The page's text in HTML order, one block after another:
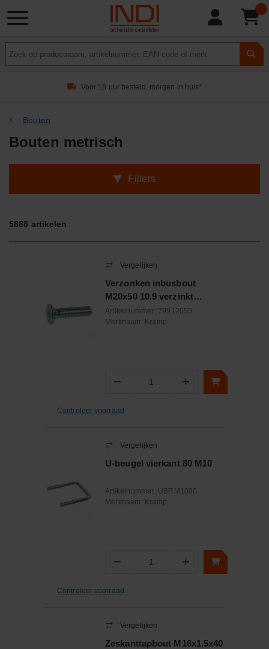
Voor 18 uur besteld, morgen in huis*
Bouten
Bouten metrisch
Filters
5888 artikelen
Vergelijken
Verzonken inbusbout
M20x50 10.9 verzinkt
DIN7991
Artikelnummer: 79912050
Merknaam: Kramp
− Aantal +
Controleer voorraad
Vergelijken
U-beugel vierkant 80 M10
Artikelnummer: UBRM1080
Merknaam: Kramp
− Aantal +
Controleer voorraad
Vergelijken
Zeskanttapbout M16x1.5x40